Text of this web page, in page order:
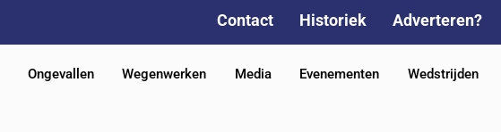
Contact Historiek Adverteren?
Ongevallen Wegenwerken Media Evenementen Wedstrijden